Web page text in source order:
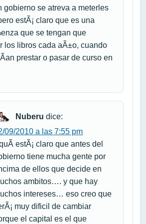
gobierno se atreva a meterles
estÃ¡ claro que es una
que se tengan que
los libros cada aÃ±o, cuando
prestar o pasar de curso en
Nuberu dice:
09/2010 a las 7:55 pm
estÃ¡ claro que antes del
tiene mucha gente por
de ellos que decide en
ambitos…. y que hay
intereses… eso creo que
muy dificil de cambiar
el capital es el que